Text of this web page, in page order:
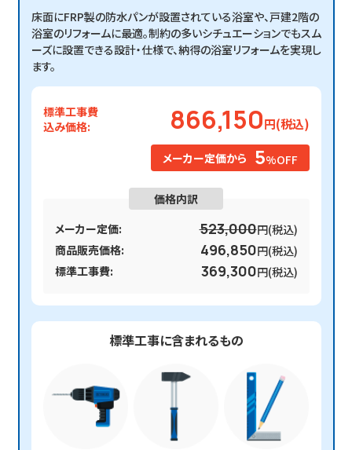
床面にFRP製の防水パンが設置されている浴室や、戸建2階の
浴室のリフォームに最適。制約の多いシチュエーションでもスム
ーズに設置できる設計・仕様で、納得の浴室リフォームを実現し
ます。
標準工事費
込み価格:
866,150円(税込)
メーカー定価から 5%OFF
価格内訳
メーカー定価:
523,000円(税込)
商品販売価格:
496,850円(税込)
標準工事費:
369,300円(税込)
標準工事に含まれるもの